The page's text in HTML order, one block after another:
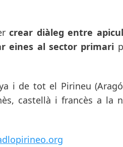
crear diàleg entre
eines al sector primari
i de tot el Pirineu
castellà i francès a la